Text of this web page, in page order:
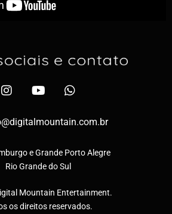
e Grande Porto Alegre
Rio Grande do Sul
Mountain Entertainment.
os direitos reservados.